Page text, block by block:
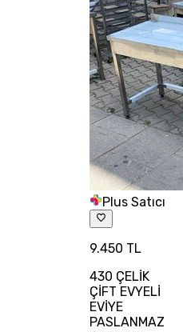
Plus Satıcı
9.450 TL
430 ÇELİK
ÇİFT EVYELİ
EVİYE
PASLANMAZ